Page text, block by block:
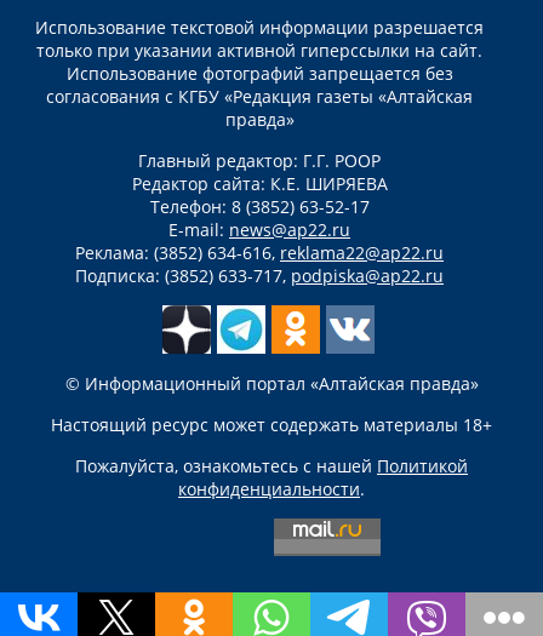
Использование текстовой информации разрешается
только при указании активной гиперссылки на сайт.
Использование фотографий запрещается без
согласования с КГБУ «Редакция газеты «Алтайская
правда»
Главный редактор: Г.Г. РООР
Редактор сайта: К.Е. ШИРЯЕВА
Телефон: 8 (3852) 63-52-17
E-mail: news@ap22.ru
Реклама: (3852) 634-616, reklama22@ap22.ru
Подписка: (3852) 633-717, podpiska@ap22.ru
© Информационный портал «Алтайская правда»
Настоящий ресурс может содержать материалы 18+
Пожалуйста, ознакомьтесь с нашей Политикой
конфиденциальности.